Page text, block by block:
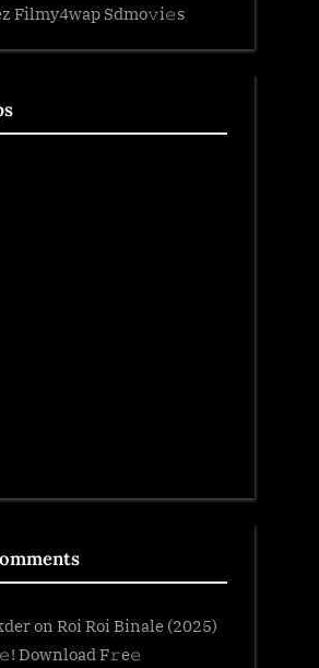
Filmy4wap Sdmo𝚟i𝚎s
on Roi Roi Binale (2025)
Download F𝚛e𝚎